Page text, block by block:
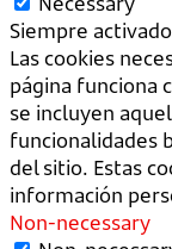
Siempre activado
Las cookies
página funciona
se incluyen
funcionalidades
del sitio. Estas
información
Non-necessary